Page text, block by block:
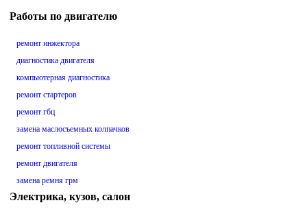
Работы по двигателю
ремонт инжектора
диагностика двигателя
компьютерная диагностика
ремонт стартеров
ремонт гбц
замена маслосъемных колпачков
ремонт топливной системы
ремонт двигателя
замена ремня грм
Электрика, кузов, салон